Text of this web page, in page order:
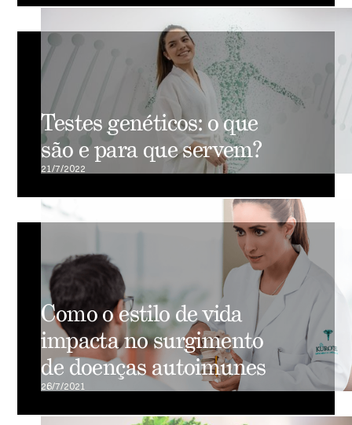
Testes genéticos: o que
são e para que servem?
21/7/2022
Como o estilo de vida
impacta no surgimento
de doenças autoimunes
26/7/2021